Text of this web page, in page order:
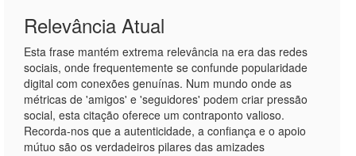
Relevância Atual
Esta frase mantém extrema relevância na era das redes
sociais, onde frequentemente se confunde popularidade
digital com conexões genuínas. Num mundo onde as
métricas de 'amigos' e 'seguidores' podem criar pressão
social, esta citação oferece um contraponto valioso.
Recorda-nos que a autenticidade, a confiança e o apoio
mútuo são os verdadeiros pilares das amizades